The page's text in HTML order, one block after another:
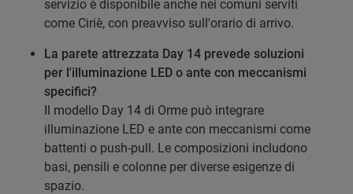
servizio è disponibile anche nei comuni serviti
come Ciriè, con preavviso sull'orario di arrivo.
La parete attrezzata Day 14 prevede soluzioni
per l'illuminazione LED o ante con meccanismi
specifici?
Il modello Day 14 di Orme può integrare
illuminazione LED e ante con meccanismi come
battenti o push-pull. Le composizioni includono
basi, pensili e colonne per diverse esigenze di
spazio.